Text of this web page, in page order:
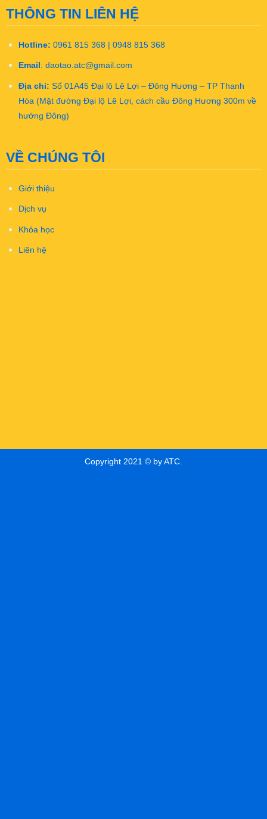
THÔNG TIN LIÊN HỆ
Hotline: 0961 815 368 | 0948 815 368
Email : daotao.atc@gmail.com
Địa chỉ: Số 01A45 Đại lộ Lê Lợi – Đông Hương – TP Thanh
Hóa (Mặt đường Đại lộ Lê Lợi, cách cầu Đông Hương 300m về
hướng Đông)
VỀ CHÚNG TÔI
Giới thiệu
Dịch vụ
Khóa học
Liên hệ
Copyright 2021 © by ATC.